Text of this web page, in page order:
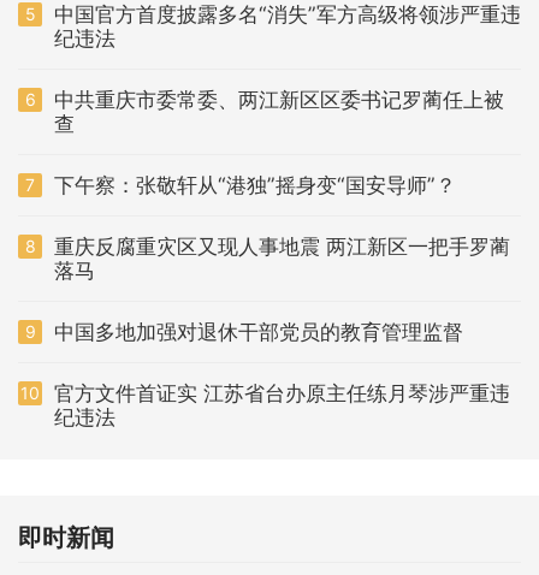
5
中国官方首度披露多名“消失”军方高级将领涉严重违
纪违法
6
中共重庆市委常委、两江新区区委书记罗蔺任上被
查
7 下午察：张敬轩从“港独”摇身变“国安导师”？
8
重庆反腐重灾区又现人事地震 两江新区一把手罗蔺
落马
9 中国多地加强对退休干部党员的教育管理监督
10
官方文件首证实 江苏省台办原主任练月琴涉严重违
纪违法
即时新闻